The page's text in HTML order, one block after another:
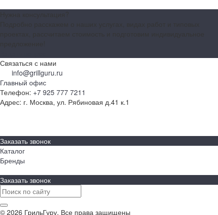
Связаться с нами
info@grillguru.ru
Главный офис
Телефон: +7 925 777 7211
Адрес: г. Москва, ул. Рябиновая д.41 к.1
Заказать звонок
Каталог
Бренды
Заказать звонок
© 2026 ГрильГуру, Все права защищены